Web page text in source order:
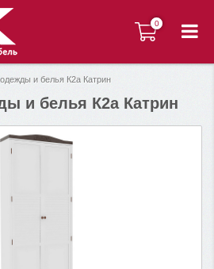
0
0
и белья К2а Катрин
и белья К2а Катрин